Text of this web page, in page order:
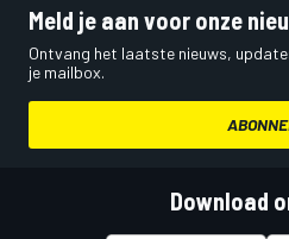
Meld je aan voor onze
Ontvang het laatste nieuws,
je mailbox.
Download